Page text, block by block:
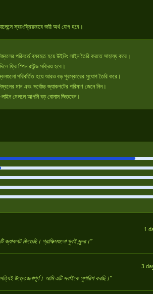
স্বয়ংক্রিয়ভাবে জয়ী অর্থ যোগ হবে।
পরিবর্তে ব্যবহৃত হয়ে উইনিং লাইন তৈরি করতে সাহায্য করে।
ফ্রি স্পিন রাউন্ড সক্রিয় হবে।
পরিবর্তিত হয়ে আরও বড় পুরস্কারের সুযোগ তৈরি করে।
মান এবং সর্বোচ্চ জ্যাকপটের পরিমাণ জেনে নিন।
মেললে আপনি বড় বোনাস জিতবেন।
1
জিতেছি। গ্রাফিক্সগুলো খুবই সুন্দর।”
3
উত্তেজনাপূর্ণ। আমি এটি সবাইকে সুপারিশ করছি।”